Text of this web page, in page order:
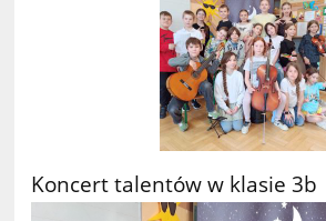
Koncert talentów w klasie 3b